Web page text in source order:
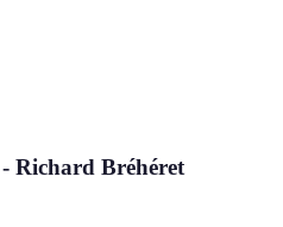
Richard Bréhéret